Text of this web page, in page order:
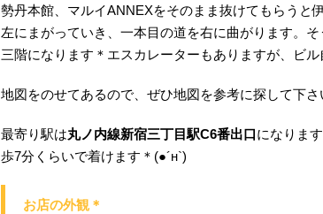
勢丹本館、マルイANNEXをそのまま抜けてもらうと
左にまがっていき、一本目の道を右に曲がります。
三階になります＊エスカレーターもありますが、ビ
地図をのせてあるので、ぜひ地図を参考に探して下さ
最寄り駅は丸ノ内線新宿三丁目駅C6番出口になりま
歩7分くらいで着けます＊(●´н`)
お店の外観＊